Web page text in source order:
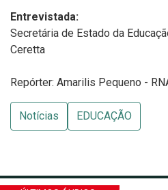
Entrevistada:
Secretária de Estado da
Ceretta
Repórter: Amarilis Pequeno -
Notícias EDUCAÇÃO